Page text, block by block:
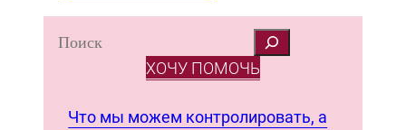
S
ХОЧУ ПОМОЧЬ
Что мы можем контролировать, а